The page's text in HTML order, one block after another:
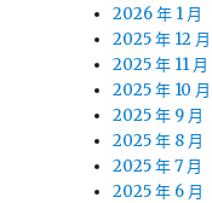
2026 年 1 月
2025 年 12 月
2025 年 11 月
2025 年 10 月
2025 年 9 月
2025 年 8 月
2025 年 7 月
2025 年 6 月